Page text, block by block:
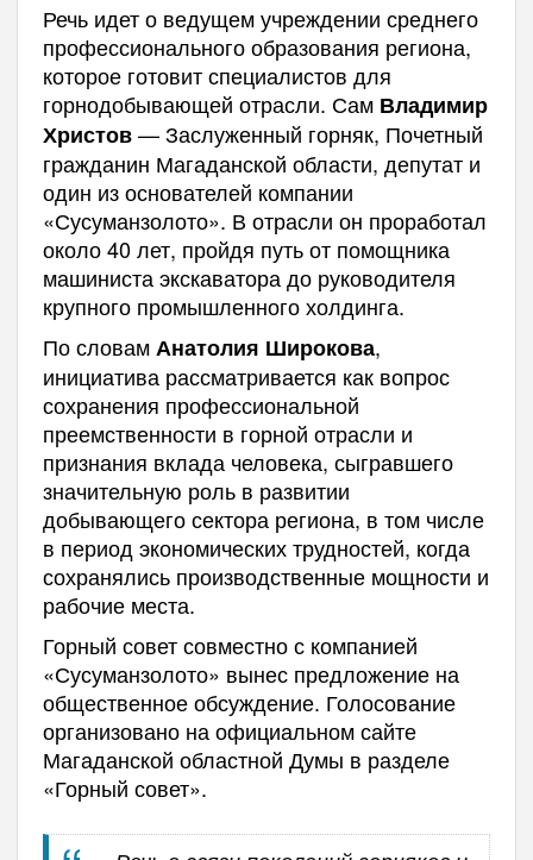
Речь идет о ведущем учреждении среднего
профессионального образования региона,
которое готовит специалистов для
горнодобывающей отрасли. Сам Владимир
Христов— Заслуженный горняк, Почетный
гражданин Магаданской области, депутат и
один из основателей компании
«Сусуманзолото». В отрасли он проработал
около 40 лет, пройдя путь от помощника
машиниста экскаватора до руководителя
крупного промышленного холдинга.
По словамАнатолия Широкова,
инициатива рассматривается как вопрос
сохранения профессиональной
преемственности в горной отрасли и
признания вклада человека, сыгравшего
значительную роль в развитии
добывающего сектора региона, в том числе
в период экономических трудностей, когда
сохранялись производственные мощности и
рабочие места.
Горный совет совместно с компанией
«Сусуманзолото» вынес предложение на
общественное обсуждение. Голосование
организовано на официальном сайте
Магаданской областной Думы в разделе
«Горный совет».